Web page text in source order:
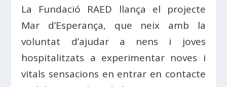
La Fundació RAED llança el projecte
Mar d’Esperança, que neix amb la
voluntat d’ajudar a nens i joves
hospitalitzats a experimentar noves i
vitals sensacions en entrar en contacte